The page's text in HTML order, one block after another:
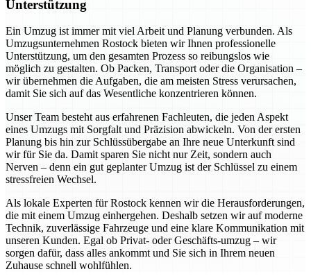
Unterstützung
Ein Umzug ist immer mit viel Arbeit und Planung verbunden. Als
Umzugsunternehmen Rostock bieten wir Ihnen professionelle
Unterstützung, um den gesamten Prozess so reibungslos wie
möglich zu gestalten. Ob Packen, Transport oder die Organisation –
wir übernehmen die Aufgaben, die am meisten Stress verursachen,
damit Sie sich auf das Wesentliche konzentrieren können.
Unser Team besteht aus erfahrenen Fachleuten, die jeden Aspekt
eines Umzugs mit Sorgfalt und Präzision abwickeln. Von der ersten
Planung bis hin zur Schlüssübergabe an Ihre neue Unterkunft sind
wir für Sie da. Damit sparen Sie nicht nur Zeit, sondern auch
Nerven – denn ein gut geplanter Umzug ist der Schlüssel zu einem
stressfreien Wechsel.
Als lokale Experten für Rostock kennen wir die Herausforderungen,
die mit einem Umzug einhergehen. Deshalb setzen wir auf moderne
Technik, zuverlässige Fahrzeuge und eine klare Kommunikation mit
unseren Kunden. Egal ob Privat- oder Geschäfts-umzug – wir
sorgen dafür, dass alles ankommt und Sie sich in Ihrem neuen
Zuhause schnell wohlfühlen.